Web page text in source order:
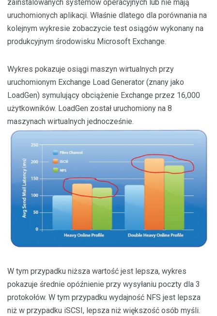
zainstalowanych systemów operacyjnych lub nie mają
uruchomionych aplikacji. Właśnie dlatego dla porównania na
kolejnym wykresie zobaczycie test osiągów wykonany na
produkcyjnym środowisku Microsoft Exchange.
Wykres pokazuje osiągi maszyn wirtualnych przy
uruchomionym Exchange Load Generator (znany jako
LoadGen) symulujący obciążenie Exchange przez 16,000
użytkowników. LoadGen został uruchomiony na 8
maszynach wirtualnych jednocześnie.
W tym przypadku niższa wartość jest lepsza, wykres
pokazuje średnie opóźnienie przy wysyłaniu poczty dla 3
protokołów. W tym przypadku wydajność NFS jest lepsza
niż w przypadku iSCSI, lepsza niż większość osób myśli.